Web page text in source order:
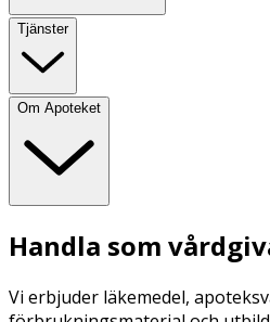
Tjänster
Om Apoteket
Handla som
Vi erbjuder läkemedel,